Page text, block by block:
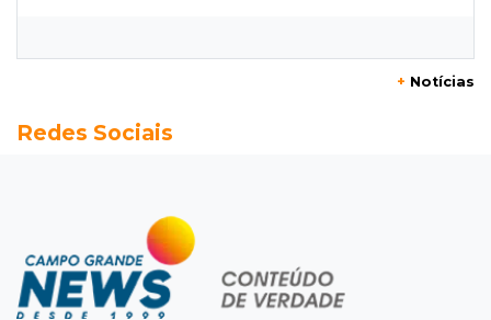
Pantanal treina em Goiânia antes de jogo que
Campeonato Brasileiro
Remo busca empate com Atlético-MG e segue
na zona de rebaixamento
+ Notícias
Redes Sociais